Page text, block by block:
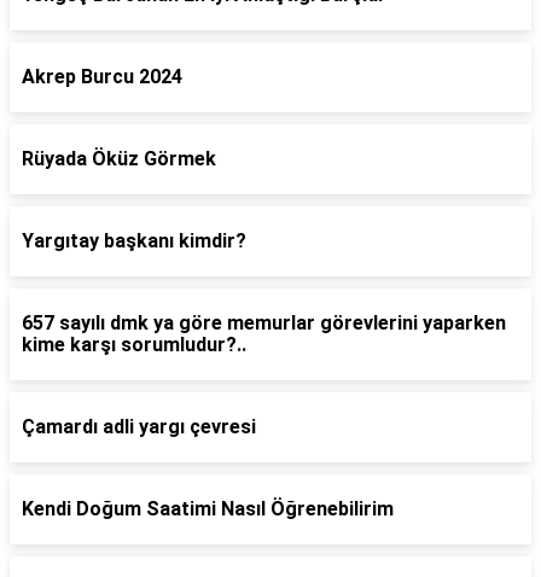
Akrep Burcu 2024
Rüyada Öküz Görmek
Yargıtay başkanı kimdir?
657 sayılı dmk ya göre memurlar görevlerini yaparken
kime karşı sorumludur?..
Çamardı adli yargı çevresi
Kendi Doğum Saatimi Nasıl Öğrenebilirim